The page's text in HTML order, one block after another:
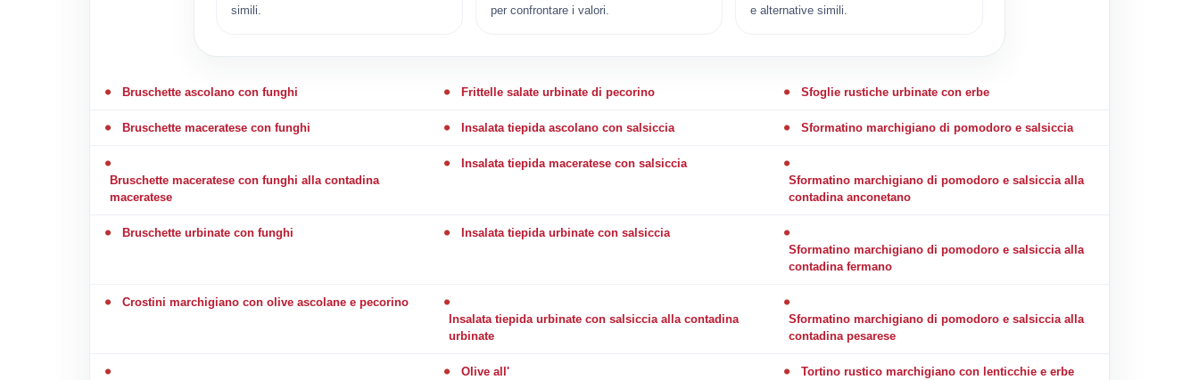
simili.
per confrontare i valori.
e alternative simili.
Bruschette ascolano con funghi Frittelle salate urbinate di pecorino Sfoglie rustiche urbinate con erbe
Bruschette maceratese con funghi Insalata tiepida ascolano con salsiccia Sformatino marchigiano di pomodoro e salsiccia
Bruschette maceratese con funghi alla contadina
maceratese
Insalata tiepida maceratese con salsiccia
Sformatino marchigiano di pomodoro e salsiccia alla
contadina anconetano
Bruschette urbinate con funghi
Insalata tiepida urbinate con salsiccia
Sformatino marchigiano di pomodoro e salsiccia alla
contadina fermano
Crostini marchigiano con olive ascolane e pecorino
Insalata tiepida urbinate con salsiccia alla contadina
urbinate
Sformatino marchigiano di pomodoro e salsiccia alla
contadina pesarese
Olive all' Tortino rustico marchigiano con lenticchie e erbe